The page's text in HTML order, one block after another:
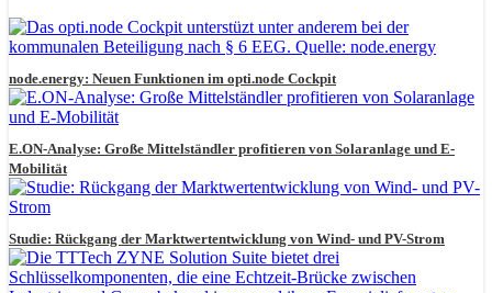
node.energy: Neuen Funktionen im opti.node Cockpit
E.ON-Analyse: Große Mittelständler profitieren von Solaranlage und E-
Mobilität
Studie: Rückgang der Marktwertentwicklung von Wind- und PV-Strom